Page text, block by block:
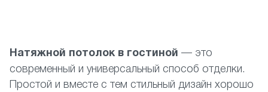
Натяжной потолок в гостиной — это
современный и универсальный способ отделки.
Простой и вместе с тем стильный дизайн хорошо